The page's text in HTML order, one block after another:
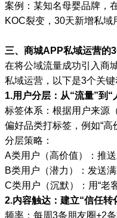
案例：某知名母婴品牌，
KOC裂变，30天新增私域
三、商城APP私域运营的
在将公域流量成功引入商
私域运营，以下是3个关键
1.用户分层：从“流量”到“
标签体系：根据用户来源
偏好品类打标签，例如“高
分层策略：
A类用户（高价值）：推
B类用户（潜力）：发送
C类用户（沉默）：用“老
2.内容触达：建立“信任转
频率：每周3条朋友圈+2